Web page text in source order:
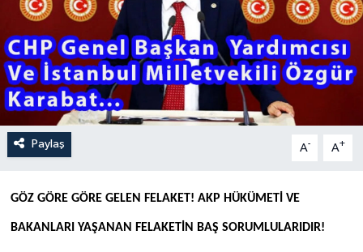
Paylaş A- A+
GÖZ GÖRE GÖRE GELEN FELAKET! AKP HÜKÜMETİ VE
BAKANLARI YAŞANAN FELAKETİN BAŞ SORUMLULARIDIR!